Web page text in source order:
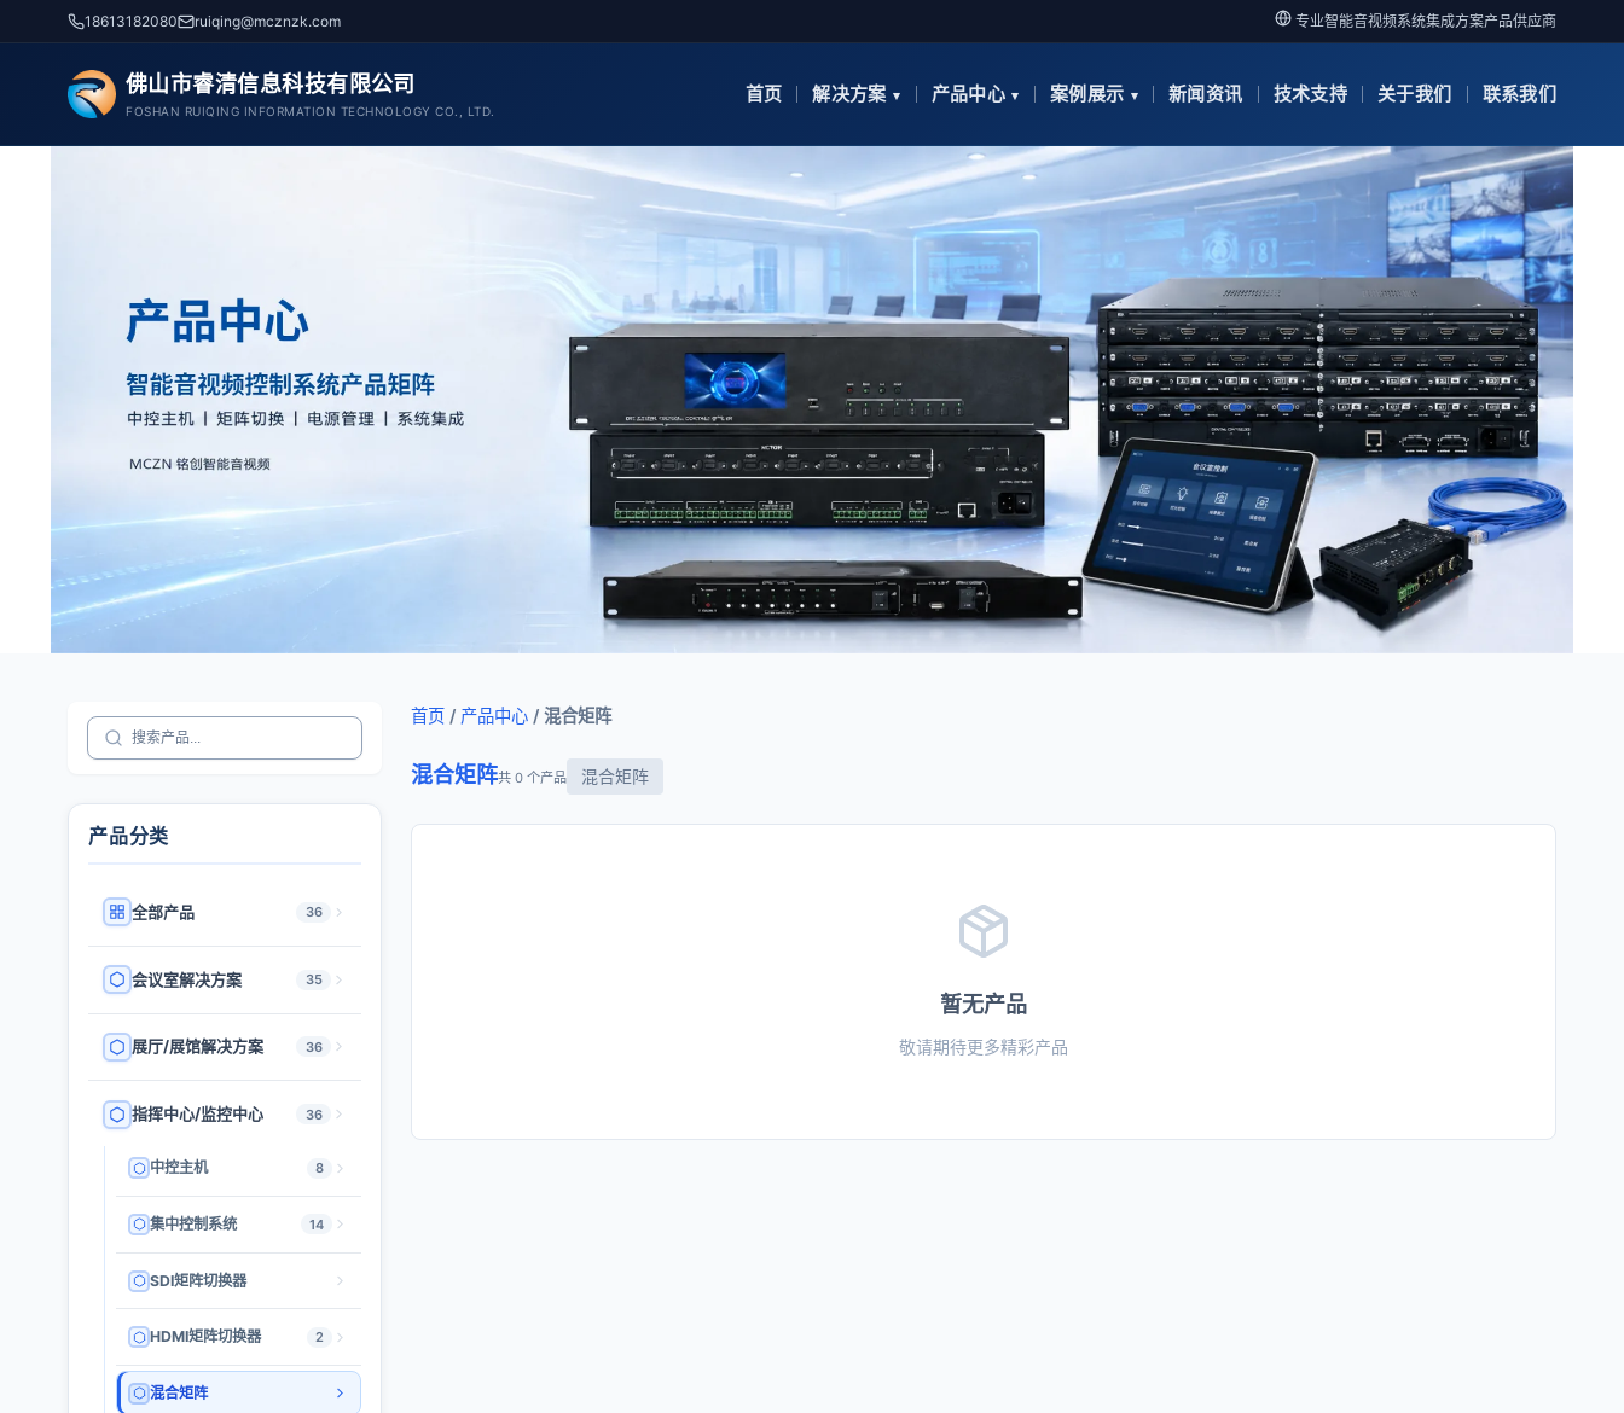
18613182080 ruiqing@mcznzk.com 专业智能音视频系统集成方案产品供应商
佛山市睿清信息科技有限公司
FOSHAN RUIQING INFORMATION TECHNOLOGY CO., LTD.
首页 解决方案 产品中心 案例展示 新闻资讯 技术支持 关于我们 联系我们
产品分类
全部产品 36
会议室解决方案 35
展厅/展馆解决方案 36
指挥中心/监控中心 36
中控主机 8
集中控制系统 14
SDI矩阵切换器
HDMI矩阵切换器 2
混合矩阵
首页 / 产品中心 / 混合矩阵
混合矩阵共 0 个产品 混合矩阵
暂无产品
敬请期待更多精彩产品